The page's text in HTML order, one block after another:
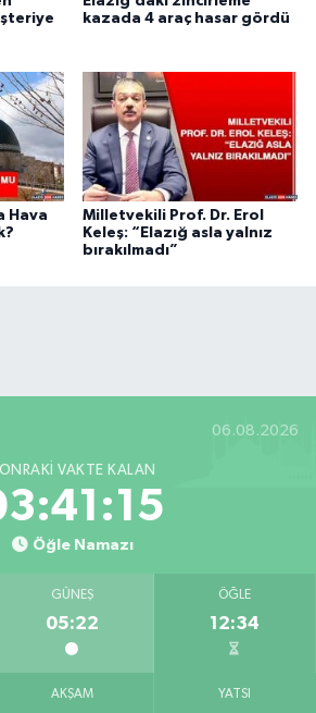
kazada 4 araç hasar gördü
Hava
Milletvekili Prof. Dr. Erol
Keleş: “Elazığ asla yalnız
bırakılmadı”
06.08.2026
VAKTE KALAN
Öğle Namazı
GÜNEŞ
05:22
ÖĞLE
12:34
AKŞAM YATSI